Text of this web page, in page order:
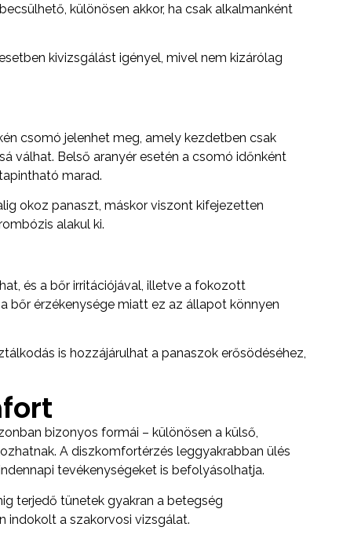
különösen akkor, ha csak alkalmanként
kivizsgálást igényel, mivel nem kizárólag
csomó jelenhet meg, amely kezdetben csak
válhat. Belső aranyér esetén a csomó időnként
marad.
okoz panaszt, máskor viszont kifejezetten
alakul ki.
és a bőr irritációjával, illetve a fokozott
bőr érzékenysége miatt ez az állapot könnyen
is hozzájárulhat a panaszok erősödéséhez,
bizonyos formái – különösen a külső,
A diszkomfortérzés leggyakrabban ülés
tevékenységeket is befolyásolhatja.
terjedő tünetek gyakran a betegség
indokolt a szakorvosi vizsgálat.